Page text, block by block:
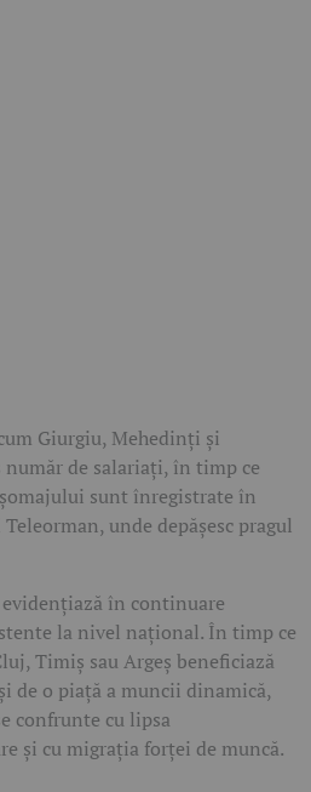
Giurgiu, Mehedinți și
de salariați, în timp ce
sunt înregistrate în
unde depășesc pragul
în continuare
la nivel național. În timp ce
Timiș sau Argeș beneficiază
de o piață a muncii dinamică,
confrunte cu lipsa
și cu migrația forței de muncă.